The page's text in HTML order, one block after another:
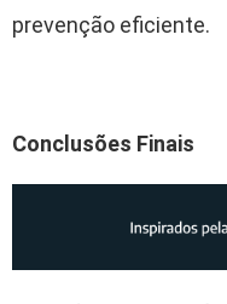
prevenção eficiente.
Conclusões Finais